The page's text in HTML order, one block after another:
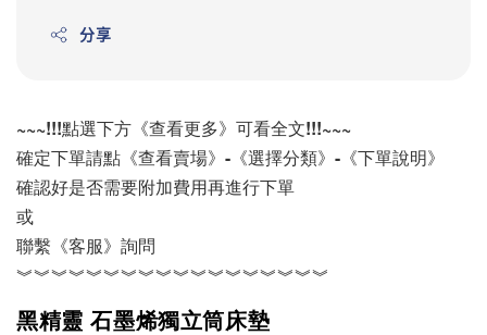
分享
~~~!!!點選下方《查看更多》可看全文!!!~~~
確定下單請點《查看賣場》-《選擇分類》-《下單說明》
確認好是否需要附加費用再進行下單
或
聯繫《客服》詢問
︾︾︾︾︾︾︾︾︾︾︾︾︾︾︾︾︾︾
黑精靈 石墨烯獨立筒床墊